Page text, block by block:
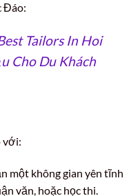
Đáo:
Tailors In Hoi
Cho Du Khách
với:
một không gian yên tĩnh
văn, hoặc học thi.